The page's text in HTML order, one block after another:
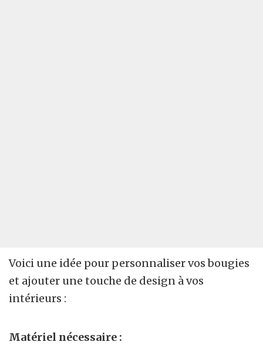
Voici une idée pour personnaliser vos bougies
et ajouter une touche de design à vos
intérieurs :
Matériel nécessaire :